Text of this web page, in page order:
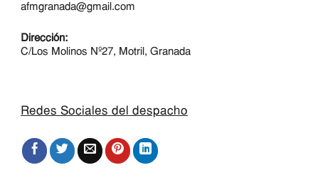
afmgranada@gmail.com
Dirección:
C/Los Molinos Nº27, Motril, Granada
Redes Sociales del despacho